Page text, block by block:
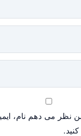
نظر می دهم نام،